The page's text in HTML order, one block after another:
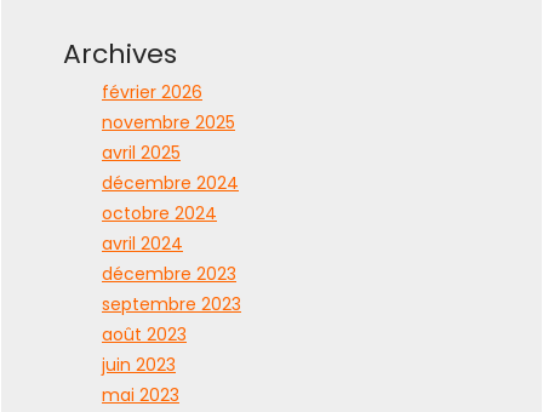
Archives
février 2026
novembre 2025
avril 2025
décembre 2024
octobre 2024
avril 2024
décembre 2023
septembre 2023
août 2023
juin 2023
mai 2023